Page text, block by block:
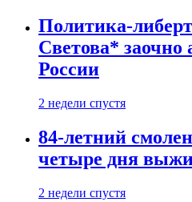
Политика-
Светова* заочно
России
2 недели спустя
84-летний
четыре дня
2 недели спустя